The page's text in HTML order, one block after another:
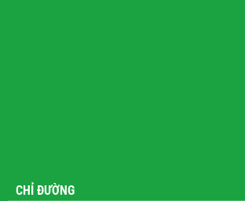
CHỈ ĐƯỜNG